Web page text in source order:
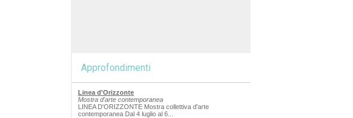
Approfondimenti
Linea d'Orizzonte
Mostra d'arte contemporanea
LINEA D'ORIZZONTE Mostra collettiva d'arte
contemporanea Dal 4 luglio al 6...